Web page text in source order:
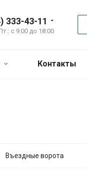
333-43-11
с 9:00 до 18:00
Контакты
Въездные ворота